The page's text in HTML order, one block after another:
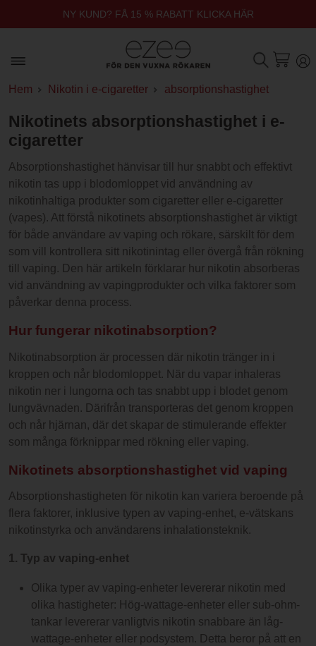
NY KUND? FÅ 15 % RABATT KLICKA HÄR
Hem Nikotin i e-cigaretter absorptionshastighet
Nikotinets absorptionshastighet i e-
cigaretter
Absorptionshastighet hänvisar till hur snabbt och effektivt
nikotin tas upp i blodomloppet vid användning av
nikotinhaltiga produkter som cigaretter eller e-cigaretter
(vapes). Att förstå nikotinets absorptionshastighet är viktigt
för både användare av vaping och rökare, särskilt för dem
som vill kontrollera sitt nikotinintag eller övergå från rökning
till vaping. Den här artikeln förklarar hur nikotin absorberas
vid användning av vapingprodukter och vilka faktorer som
påverkar denna process.
Hur fungerar nikotinabsorption?
Nikotinabsorption är processen där nikotin tränger in i
kroppen och når blodomloppet. När du vapar inhaleras
nikotin ner i lungorna och tas snabbt upp i blodet genom
lungvävnaden. Därifrån transporteras det genom kroppen
och når hjärnan, där det skapar de stimulerande effekter
som många förknippar med rökning eller vaping.
Nikotinets absorptionshastighet vid vaping
Absorptionshastigheten för nikotin kan variera beroende på
flera faktorer, inklusive typen av vaping-enhet, e-vätskans
nikotinstyrka och användarens inhalationsteknik.
1. Typ av vaping-enhet
Olika typer av vaping-enheter levererar nikotin med
olika hastigheter: Hög-wattage-enheter eller sub-ohm-
tankar levererar vanligtvis nikotin snabbare än låg-
wattage-enheter eller podsystem. Detta beror på att en